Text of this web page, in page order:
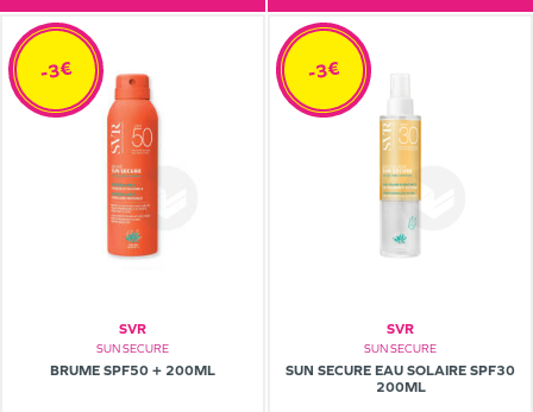
SVR
SUN SECURE
BRUME SPF50 + 200ML
-3€
SVR
SUN SECURE
SUN SECURE EAU SOLAIRE SPF30
200ML
-3€